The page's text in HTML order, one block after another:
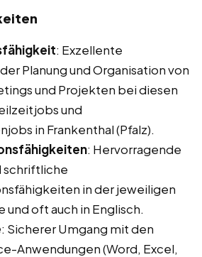
: Exzellente
Planung und Organisation von
und Projekten bei diesen
und
in Frankenthal (Pfalz).
: Hervorragende
schriftliche
in der jeweiligen
und oft auch in Englisch.
: Sicherer Umgang mit den
Anwendungen (Word, Excel,